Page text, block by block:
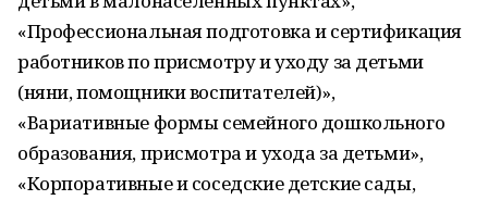
«Профессиональная подготовка и сертификация
работников по присмотру и уходу за детьми
(няни, помощники воспитателей)»,
«Вариативные формы семейного дошкольного
образования, присмотра и ухода за детьми»,
«Корпоративные и соседские детские сады,